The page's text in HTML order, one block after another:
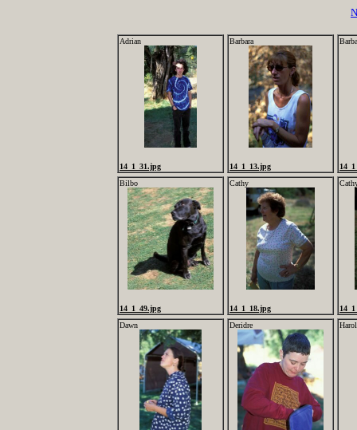
Adrian
14_1_31.jpg
Barbara
14_1_13.jpg
Bilbo
14_1_49.jpg
Cathy
14_1_18.jpg
Dawn
Deridre